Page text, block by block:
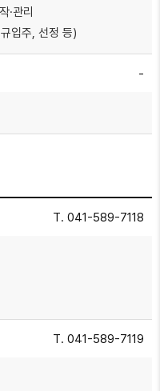
·관리
입주, 선정 등)
-
T. 041-589-7118
T. 041-589-7119